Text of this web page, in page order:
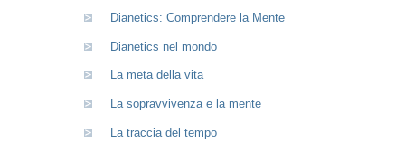
Dianetics: Comprendere la Mente
Dianetics nel mondo
La meta della vita
La sopravvivenza e la mente
La traccia del tempo